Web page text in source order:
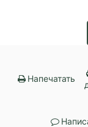
Напечатать